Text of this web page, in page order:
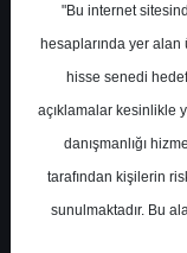
"Bu internet
hesaplarında yer
hisse senedi
açıklamalar kesinlikle
danışmanlığı
tarafından kişilerin
sunulmaktadır. Bu